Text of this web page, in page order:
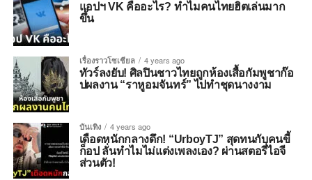
แอปฯ VK คืออะไร? ทำไมคนไทยฮิตเล่นมาก
ขึ้น
เรื่องราวโซเชียล 4 years ago
ทัวร์ลงยับ! ศิลปินชาวไทยถูกห้องเสื้อกัมพูชาก๊อ
ปผลงาน “ราหูอมจันทร์” ไปทำชุดนางงาม
บันเทิง 4 years ago
เดือดหนักกลางดึก! “UrboyTJ” สุดทนกับคนขี้
ก็อป ลั่นทำไมไม่แต่งเพลงเอง? ผ่านสตอรี่ไอจี
ส่วนตัว!